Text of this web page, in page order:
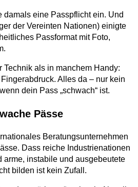
damals eine Passpflicht ein. Und
der Vereinten Nationen) einigte
Passformat mit Foto,
Technik als in manchem Handy:
Alles da – nur kein
dein Pass „schwach“ ist.
Pässe
Beratungsunternehmen
Dass reiche Industrienationen
arme, instabile und ausgebeutete
bilden ist kein Zufall.